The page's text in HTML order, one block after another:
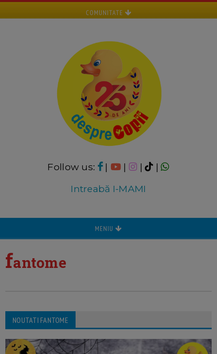
COMUNITATE
Follow us: | | |
|
Intreabă I-MAMI
MENIU
fantome
NOUTATI FANTOME